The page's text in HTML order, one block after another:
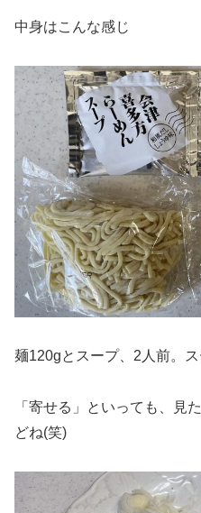
中身はこんな感じ
麺120gとスープ、2人前。ス
「寄せる」といっても、見
どね(笑)